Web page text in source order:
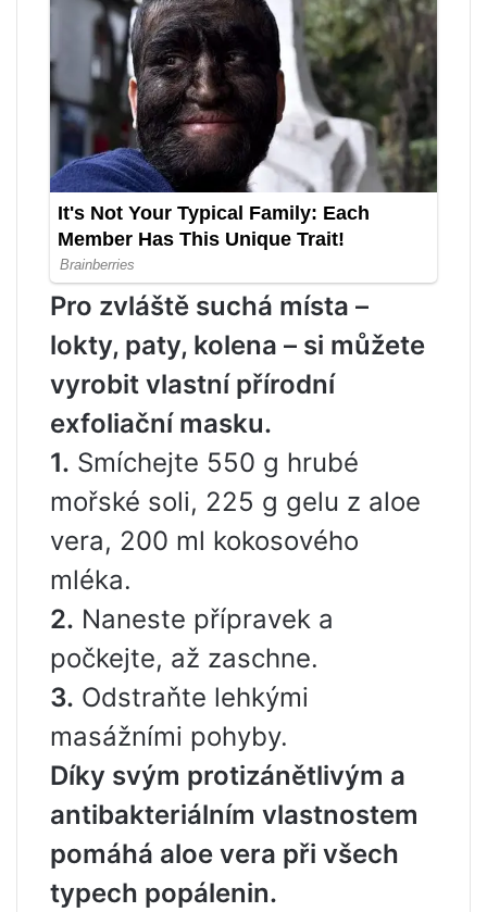
Pro zvláště suchá místa –
lokty, paty, kolena – si můžete
vyrobit vlastní přírodní
exfoliační masku.
1. Smíchejte 550 g hrubé
mořské soli, 225 g gelu z aloe
vera, 200 ml kokosového
mléka.
2. Naneste přípravek a
počkejte, až zaschne.
3. Odstraňte lehkými
masážními pohyby.
Díky svým protizánětlivým a
antibakteriálním vlastnostem
pomáhá aloe vera při všech
typech popálenin.